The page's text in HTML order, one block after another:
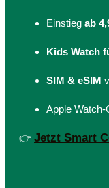
Einstieg ab
Kids Watch
SIM & eSIM
Apple Watch-
👉 Jetzt Smart